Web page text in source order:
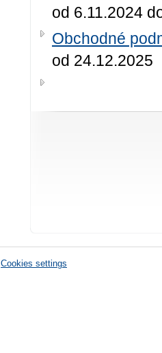
od 6.11.2024
Obchodné
od 24.12.2025
Cookies settings